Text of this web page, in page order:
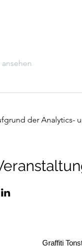
der Analytics-
Graffiti